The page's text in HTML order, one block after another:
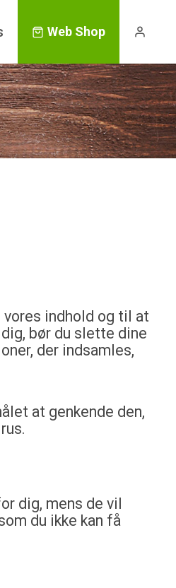
Web Shop
indhold og til at
bør du slette dine
der indsamles,
at genkende den,
dig, mens de vil
du ikke kan få